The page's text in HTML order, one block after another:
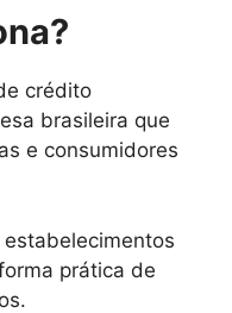
crédito
brasileira que
e consumidores
prática de